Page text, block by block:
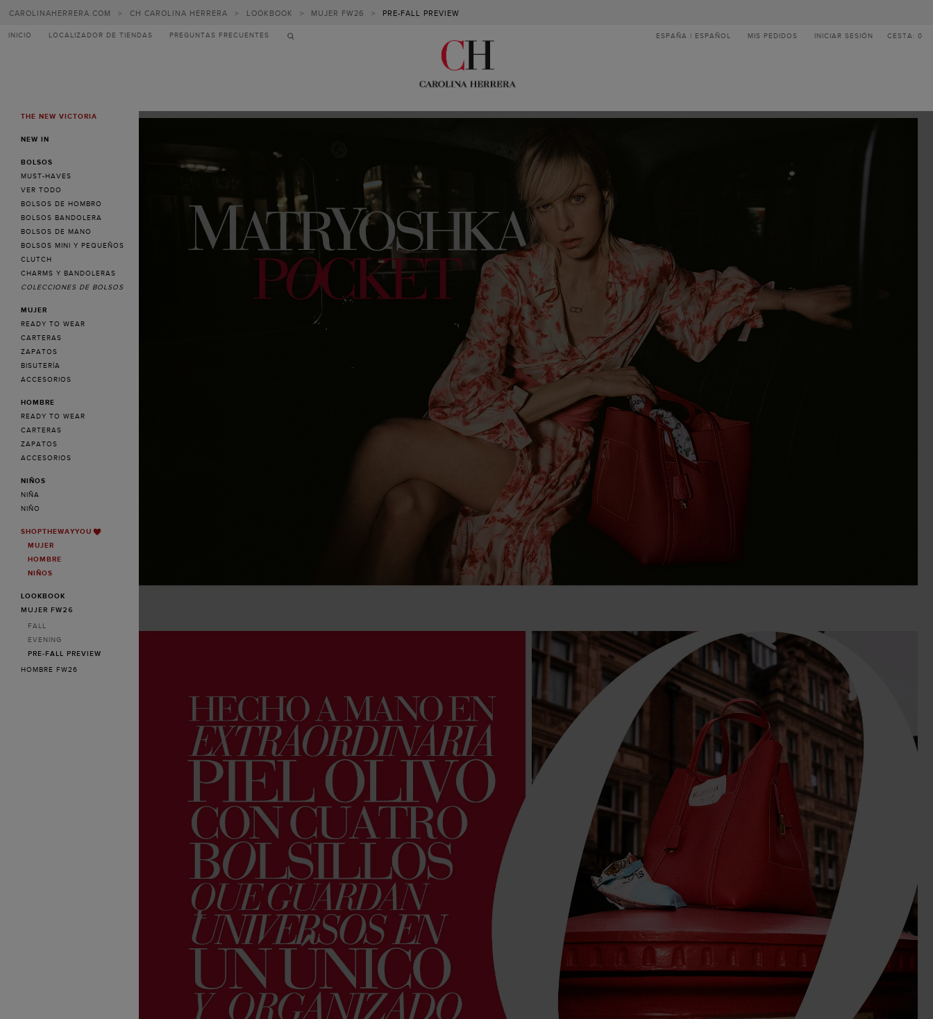
CAROLINAHERRERA.COM > CH CAROLINA HERRERA > LOOKBOOK > MUJER FW26 > PRE-FALL PREVIEW
INICIO LOCALIZADOR DE TIENDAS PREGUNTAS FRECUENTES ESPAÑA | ESPAÑOL MIS PEDIDOS INICIAR SESIÓN CESTA: 0
MENUTHE NEW VICTORIA
NEW IN
BOLSOS
MUST-HAVES
VER TODO
BOLSOS DE HOMBRO
BOLSOS BANDOLERA
BOLSOS DE MANO
BOLSOS MINI Y PEQUEÑOS
CLUTCH
CHARMS Y BANDOLERAS
COLECCIONES DE BOLSOS
MUJER
READY TO WEAR
CARTERAS
ZAPATOS
BISUTERÍA
ACCESORIOS
HOMBRE
READY TO WEAR
CARTERAS
ZAPATOS
ACCESORIOS
NIÑOS
NIÑA
NIÑO
SHOPTHEWAYYOU
MUJER
HOMBRE
NIÑOS
LOOKBOOK
MUJER FW26
FALL
EVENING
PRE-FALL PREVIEW
HOMBRE FW26